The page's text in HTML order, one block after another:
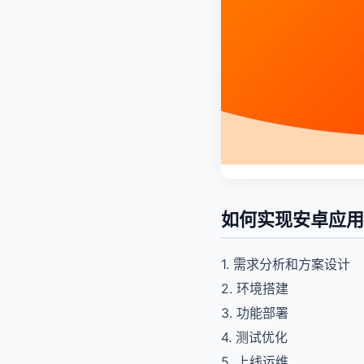
如何实现安卓应
1. 需求分析和方案设计
2. 环境搭建
3. 功能部署
4. 测试优化